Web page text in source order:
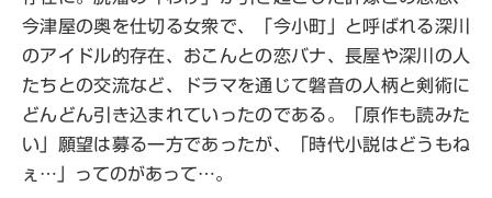
今津屋の奥を仕切る女衆で、「今小町」と呼ばれる深川
のアイドル的存在、おこんとの恋バナ、長屋や深川の人
たちとの交流など、ドラマを通じて磐音の人柄と剣術に
どんどん引き込まれていったのである。「原作も読みた
い」願望は募る一方であったが、「時代小説はどうもね
ぇ…」ってのがあって…。